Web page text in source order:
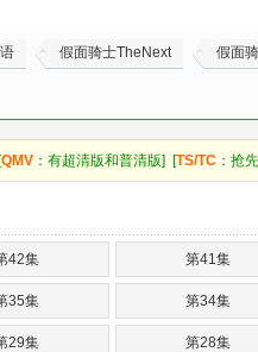
假面骑士TheNext 假面
QMV ：有超清版和普清版] [TS/TC ：抢
42集 第41集
35集 第34集
29集 第28集